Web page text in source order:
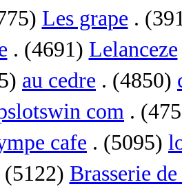
Les grape .
. (4691) Lelanceze
au cedre . (4850)
com .
cafe . (5095)
(5122) Brasserie